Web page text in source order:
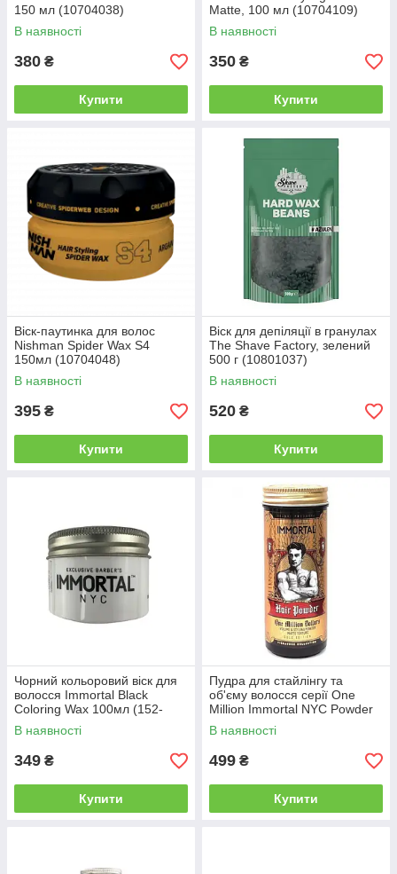
150 мл (10704038)
В наявності
380 ₴
Купити
Matte, 100 мл (10704109)
В наявності
350 ₴
Купити
Віск-паутинка для волос
Nishman Spider Wax S4
150мл (10704048)
В наявності
395 ₴
Купити
Віск для депіляції в гранулах
The Shave Factory, зелений
500 г (10801037)
В наявності
520 ₴
Купити
Чорний кольоровий віск для
волосся Immortal Black
Coloring Wax 100мл (152-
071)
В наявності
349 ₴
Купити
Пудра для стайлінгу та
об'єму волосся серії One
Million Immortal NYC Powder
Wax, 20 г (NYC-88)
В наявності
499 ₴
Купити